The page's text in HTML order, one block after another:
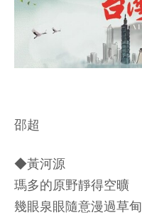
邵超
◆黃河源
瑪多的原野靜得空曠
幾眼泉眼隨意漫過草甸